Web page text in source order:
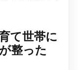
て世帯に
整った